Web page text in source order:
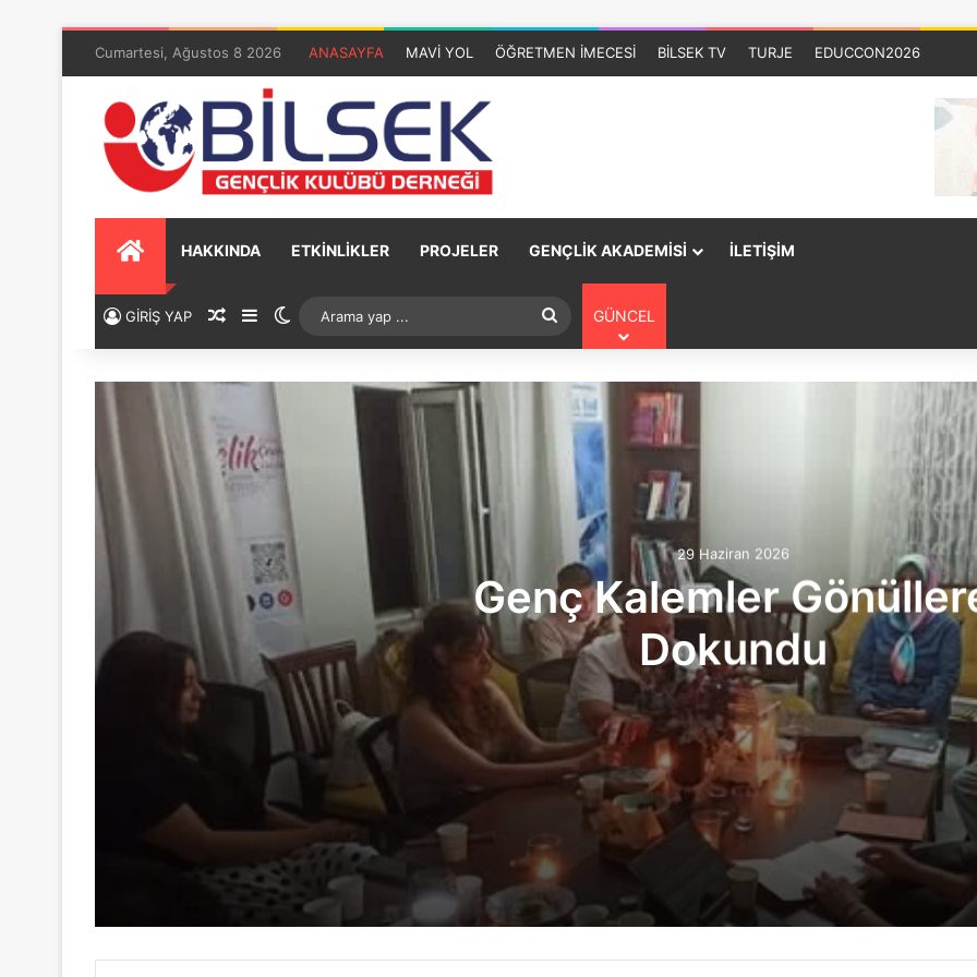
Cumartesi, Ağustos 8 2026 ANASAYFA MAVİ YOL ÖĞRETMEN İMECESİ BİLSEK TV TURJE EDUCCON2026
HAKKINDA ETKİNLİKLER PROJELER GENÇLİK AKADEMİSİ İLETİŞİM
GİRİŞ YAP GÜNCEL
29 Haziran 2026
Genç Kalemler
Dokundu
Genç Kalemler Gönüllere Dokundu